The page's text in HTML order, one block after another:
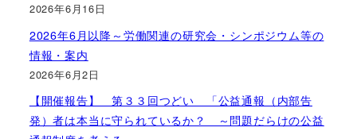
2026年6月16日
2026年6月以降～労働関連の研究会・シンポジウム等の
情報・案内
2026年6月2日
【開催報告】 第３３回つどい 「公益通報（内部告
発）者は本当に守られているか？ ～問題だらけの公益